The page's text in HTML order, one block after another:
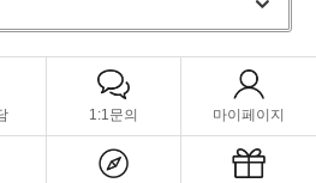
1:1문의 마이페이지